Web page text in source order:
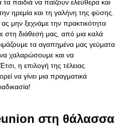
παιδιά να παίζουν ελεύθερα και
ηρεμία και τη γαλήνη της φύσης.
ας μην ξεχνάμε την πρακτικότητα
στη διάθεσή μας, από μια καλά
τα αγαπημένα μας γεύματα
χαλαρώσουμε και να
η επιλογή της τέλειας
να γίνει μια πραγματικά
στη θάλασσα